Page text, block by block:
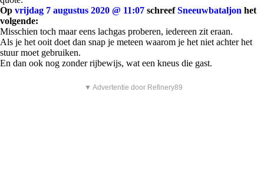
Op vrijdag 7 augustus 2020 @ 11:07 schreefSneeuwbataljon het
volgende:
Misschien toch maar eens lachgas proberen, iedereen zit eraan.
Als je het ooit doet dan snap je meteen waarom je het niet achter het
stuur moet gebruiken.
En dan ook nog zonder rijbewijs, wat een kneus die gast.
▼ Advertentie door Refinery89